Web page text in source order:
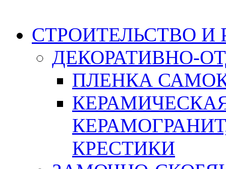
СТРОИТЕЛЬСТВО И
ДЕКОРАТИВНО-
ПЛЕНКА
КРЕСТИКИ